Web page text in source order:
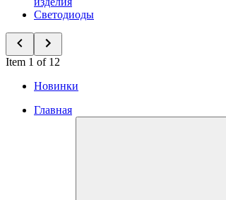
Светодиоды
Item 1 of 12
Новинки
Главная